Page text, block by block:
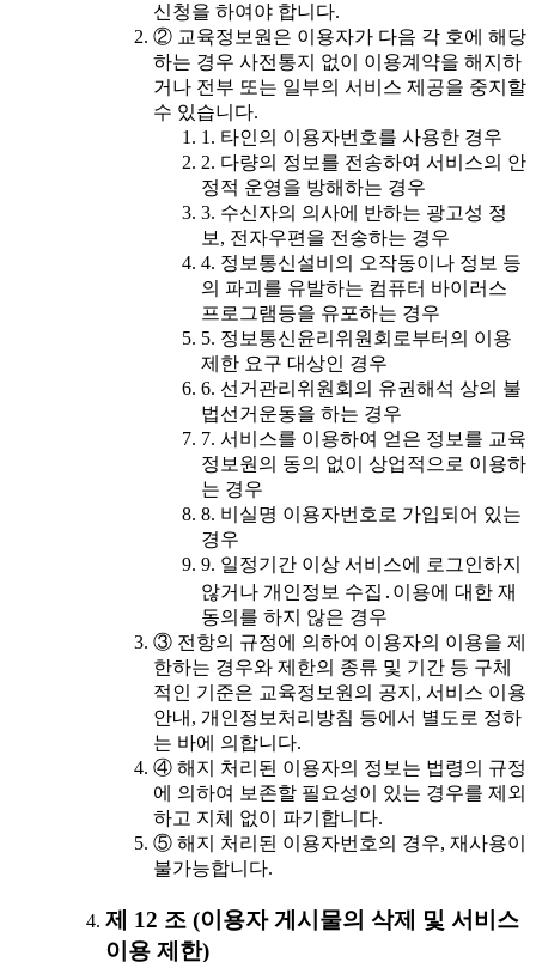
신청을 하여야 합니다.
② 교육정보원은 이용자가 다음 각 호에 해당
하는 경우 사전통지 없이 이용계약을 해지하
거나 전부 또는 일부의 서비스 제공을 중지할
수 있습니다.
1. 타인의 이용자번호를 사용한 경우
2. 다량의 정보를 전송하여 서비스의 안
정적 운영을 방해하는 경우
3. 수신자의 의사에 반하는 광고성 정
보, 전자우편을 전송하는 경우
4. 정보통신설비의 오작동이나 정보 등
의 파괴를 유발하는 컴퓨터 바이러스
프로그램등을 유포하는 경우
5. 정보통신윤리위원회로부터의 이용
제한 요구 대상인 경우
6. 선거관리위원회의 유권해석 상의 불
법선거운동을 하는 경우
7. 서비스를 이용하여 얻은 정보를 교육
정보원의 동의 없이 상업적으로 이용하
는 경우
8. 비실명 이용자번호로 가입되어 있는
경우
9. 일정기간 이상 서비스에 로그인하지
않거나 개인정보 수집․이용에 대한 재
동의를 하지 않은 경우
③ 전항의 규정에 의하여 이용자의 이용을 제
한하는 경우와 제한의 종류 및 기간 등 구체
적인 기준은 교육정보원의 공지, 서비스 이용
안내, 개인정보처리방침 등에서 별도로 정하
는 바에 의합니다.
④ 해지 처리된 이용자의 정보는 법령의 규정
에 의하여 보존할 필요성이 있는 경우를 제외
하고 지체 없이 파기합니다.
⑤ 해지 처리된 이용자번호의 경우, 재사용이
불가능합니다.
제 12 조 (이용자 게시물의 삭제 및 서비스
이용 제한)